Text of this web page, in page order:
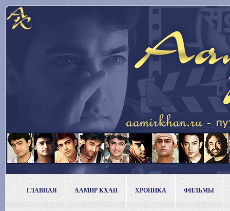
ГЛАВНАЯ ААМИР КХАН ХРОНИКА ФИЛЬМЫ